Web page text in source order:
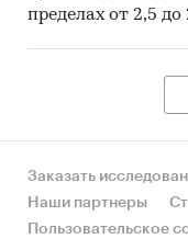
продаж составил
покупок. Они
покупать
самые крупные
предложить
маркетплейсы. К
количества
пределах от 2,5
Заказать
Наши партнеры
Пользовательское